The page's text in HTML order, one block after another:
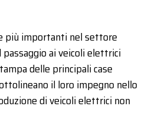
più importanti nel settore
ai veicoli elettrici
delle principali case
il loro impegno nello
di veicoli elettrici non